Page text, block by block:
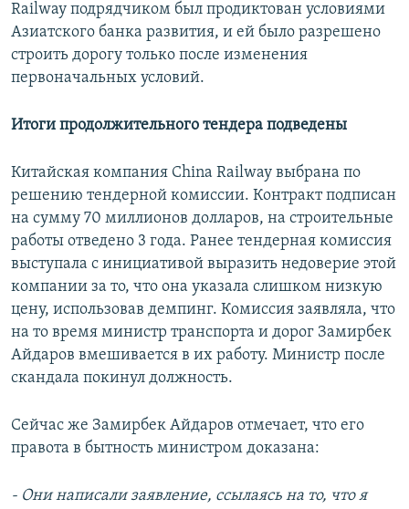
Railway подрядчиком был продиктован условиями
Азиатского банка развития, и ей было разрешено
строить дорогу только после изменения
первоначальных условий.
Итоги продолжительного тендера подведены
Китайская компания China Railway выбрана по
решению тендерной комиссии. Контракт подписан
на сумму 70 миллионов долларов, на строительные
работы отведено 3 года. Ранее тендерная комиссия
выступала с инициативой выразить недоверие этой
компании за то, что она указала слишком низкую
цену, использовав демпинг. Комиссия заявляла, что
на то время министр транспорта и дорог Замирбек
Айдаров вмешивается в их работу. Министр после
скандала покинул должность.
Сейчас же Замирбек Айдаров отмечает, что его
правота в бытность министром доказана:
- Они написали заявление, ссылаясь на то, что я